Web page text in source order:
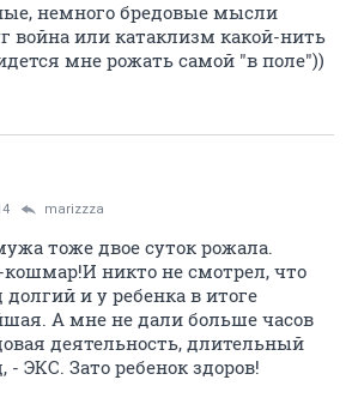
немного бредовые мысли
война или катаклизм какой-нить
мне рожать самой "в поле"))
marizzza
тоже двое суток рожала.
никто не смотрел, что
и у ребенка в итоге
А мне не дали больше часов
деятельность, длительный
- ЭКС. Зато ребенок здоров!